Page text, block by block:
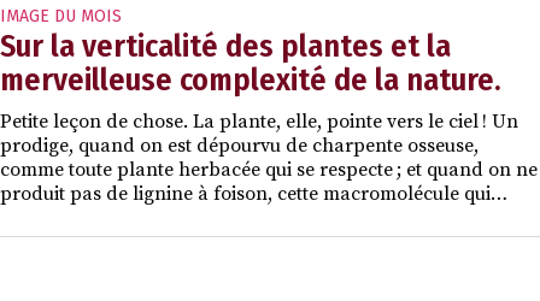
IMAGE DU MOIS
Sur la verticalité des plantes et la
merveilleuse complexité de la nature.
Petite leçon de chose. La plante, elle, pointe vers le ciel ! Un
prodige, quand on est dépourvu de charpente osseuse,
comme toute plante herbacée qui se respecte ; et quand on ne
produit pas de lignine à foison, cette macromolécule qui…